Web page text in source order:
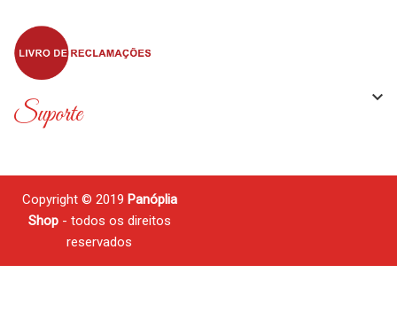
Suporte 
Copyright © 2019 Panóplia
Shop- todos os direitos
reservados